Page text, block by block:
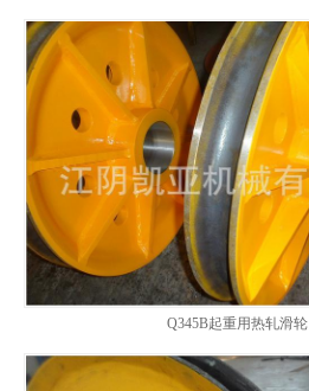
Q345B起重用热轧滑轮